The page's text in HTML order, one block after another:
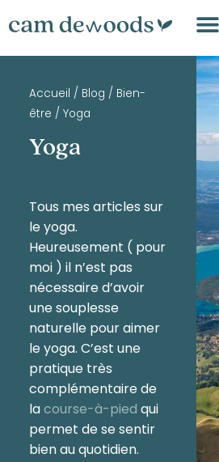
Accueil / Blog / Bien-
être / Yoga
Yoga
Tous mes articles sur
le yoga.
Heureusement ( pour
moi ) il n’est pas
nécessaire d’avoir
une souplesse
naturelle pour aimer
le yoga. C’est une
pratique très
complémentaire de
lacourse-à-piedqui
permet de se sentir
bien au quotidien.